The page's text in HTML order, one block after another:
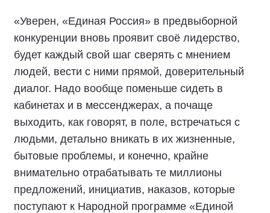
«Уверен, «Единая Россия» в предвыборной
конкуренции вновь проявит своё лидерство,
будет каждый свой шаг сверять с мнением
людей, вести с ними прямой, доверительный
диалог. Надо вообще поменьше сидеть в
кабинетах и в мессенджерах, а почаще
выходить, как говорят, в поле, встречаться с
людьми, детально вникать в их жизненные,
бытовые проблемы, и конечно, крайне
внимательно отрабатывать те миллионы
предложений, инициатив, наказов, которые
поступают к Народной программе «Единой